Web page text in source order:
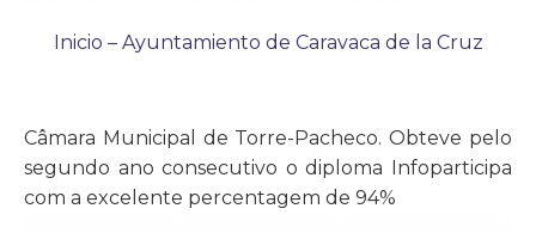
Inicio – Ayuntamiento de Caravaca de la Cruz
Câmara Municipal de Torre-Pacheco. Obteve pelo
segundo ano consecutivo o diploma Infoparticipa
com a excelente percentagem de 94%